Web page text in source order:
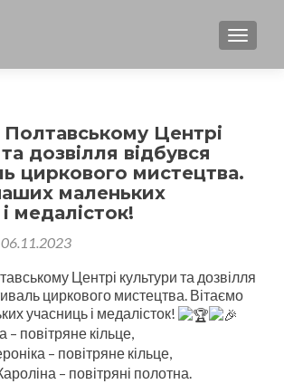
Полтавському Центрі
дозвілля відбувся
циркового мистецтва.
маленьких
медалісток!
06.11.2023
Центрі культури та дозвілля
циркового мистецтва. Вітаємо
учасниць і медалісток!
– повітряне кільце,
– повітряне кільце,
– повітряні полотна.